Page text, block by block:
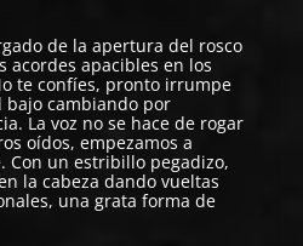
de la apertura del rosco
acordes apacibles en los
te confíes, pronto irrumpe
bajo cambiando por
La voz no se hace de rogar
oídos, empezamos a
Con un estribillo pegadizo,
la cabeza dando vueltas
una grata forma de